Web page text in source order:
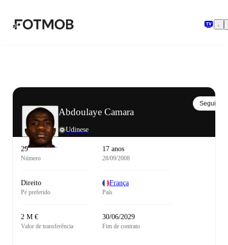
Abdoulaye Camara
Udinese
Seguir
29
Número
17 anos
28/09/2008
Direito
Pé preferido
França
País
2 M €
Valor de transferência
30/06/2029
Fim de contrato